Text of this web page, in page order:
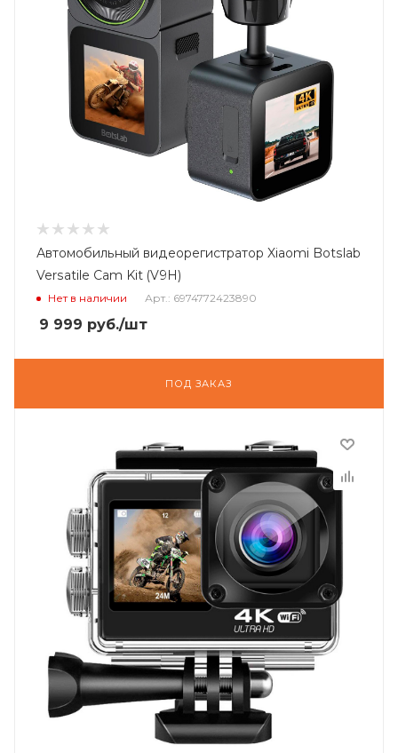
Автомобильный видеорегистратор Xiaomi Botslab
Versatile Cam Kit (V9H)
Нет в наличии Арт.: 6974772423890
9 999 руб./шт
ПОД ЗАКАЗ